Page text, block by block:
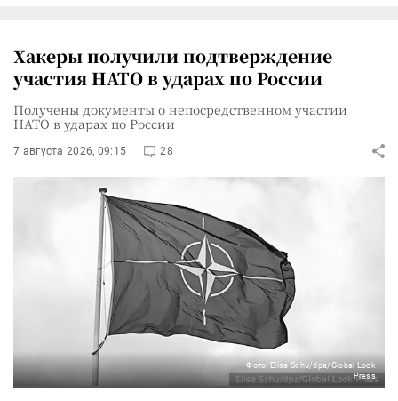
Хакеры получили подтверждение
участия НАТО в ударах по России
Получены документы о непосредственном участии
НАТО в ударах по России
7 августа 2026, 09:15 28
Фото: Elisa Schu/dpa/Global Look
Press